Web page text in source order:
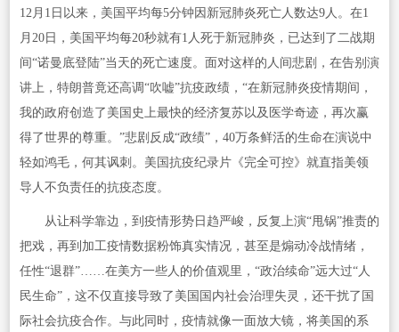
12月1日以来，美国平均每5分钟因新冠肺炎死亡人数达9人。在1
月20日，美国平均每20秒就有1人死于新冠肺炎，已达到了二战期
间“诺曼底登陆”当天的死亡速度。面对这样的人间悲剧，在告别演
讲上，特朗普竟还高调“吹嘘”抗疫政绩，“在新冠肺炎疫情期间，
我的政府创造了美国史上最快的经济复苏以及医学奇迹，再次赢
得了世界的尊重。”悲剧反成“政绩”，40万条鲜活的生命在演说中
轻如鸿毛，何其讽刺。美国抗疫纪录片《完全可控》就直指美领
导人不负责任的抗疫态度。
从让科学靠边，到疫情形势日趋严峻，反复上演“甩锅”推责的
把戏，再到加工疫情数据粉饰真实情况，甚至是煽动冷战情绪，
任性“退群”……在美方一些人的价值观里，“政治续命”远大过“人
民生命”，这不仅直接导致了美国国内社会治理失灵，还干扰了国
际社会抗疫合作。与此同时，疫情就像一面放大镜，将美国的系